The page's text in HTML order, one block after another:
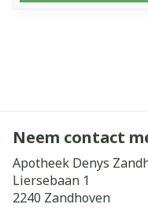
Neem contact
Apotheek Denys
Liersebaan 1
2240 Zandhoven